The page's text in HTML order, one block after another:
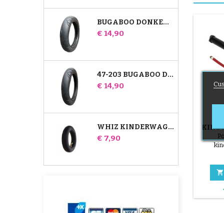
BUGABOO DONKEY 39X177 COMPATIBELE KINDERWAGENBAND - VOOR VOORWIEL
Prijs
€ 14,90
47-203 BUGABOO DONKEY-WANDELWAGENCOMPATIBELE BAND - VOOR ACHTERWIEL
Prijs
€ 14,90
WHIZ KINDERWAGEN ACHTER BINNENBAND RED CASTLE
Prijs
€ 7,90
